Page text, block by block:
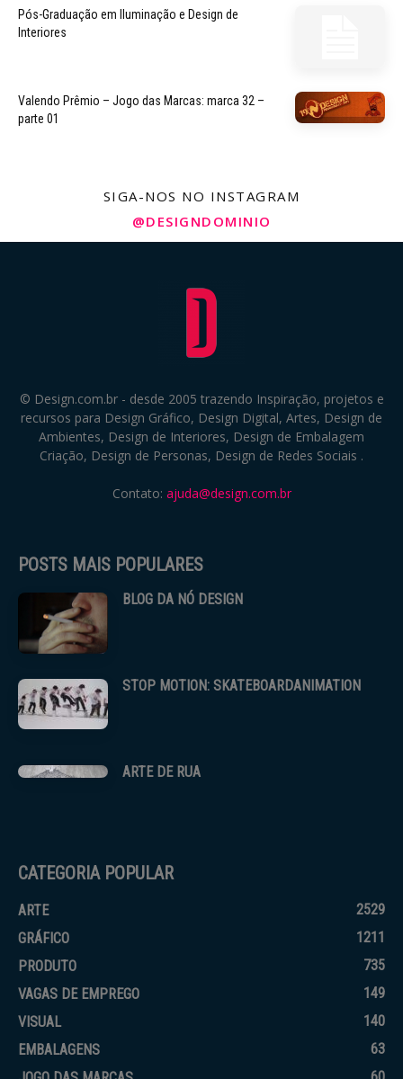
Pós-Graduação em Iluminação e Design de
Interiores
Valendo Prêmio – Jogo das Marcas: marca 32 –
parte 01
SIGA-NOS NO INSTAGRAM
@DESIGNDOMINIO
© Design.com.br - desde 2005 trazendo Inspiração, projetos e
recursos para Design Gráfico, Design Digital, Artes, Design de
Ambientes, Design de Interiores, Design de Embalagem
Criação, Design de Personas, Design de Redes Sociais .
Contato: ajuda@design.com.br
POSTS MAIS POPULARES
BLOG DA NÓ DESIGN
STOP MOTION: SKATEBOARDANIMATION
ARTE DE RUA
CATEGORIA POPULAR
ARTE
2529
GRÁFICO
1211
PRODUTO
735
VAGAS DE EMPREGO
149
VISUAL
140
EMBALAGENS
63